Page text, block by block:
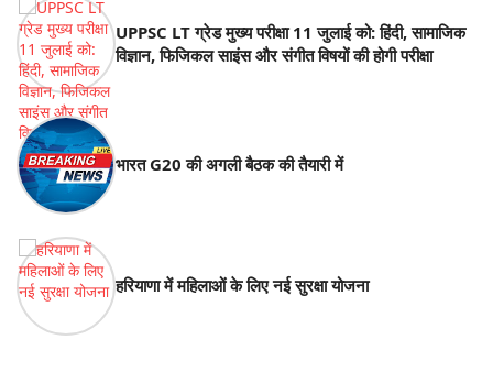
UPPSC LT ग्रेड मुख्य परीक्षा 11 जुलाई को: हिंदी, सामाजिक
विज्ञान, फिजिकल साइंस और संगीत विषयों की होगी परीक्षा
भारत G20 की अगली बैठक की तैयारी में
हरियाणा में महिलाओं के लिए नई सुरक्षा योजना